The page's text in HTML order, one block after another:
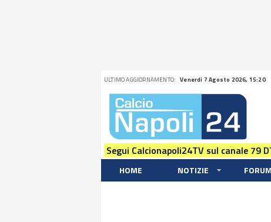
ULTIMO AGGIORNAMENTO: Venerdi 7 Agosto 2026, 15:20
Segui Calcionapoli24TV sul canale 79
HOME NOTIZIE FORUM